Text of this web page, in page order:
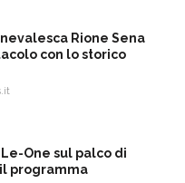
Rione Sena
con lo storico
Le-One sul palco di
programma